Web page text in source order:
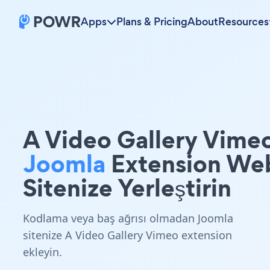
Apps Plans & PricingAboutResources
A Video Gallery
Joomla Extension
Sitenize Yerleştirin
Kodlama veya baş ağrısı olmadan Joomla
sitenize A Video Gallery Vimeo extension
ekleyin.